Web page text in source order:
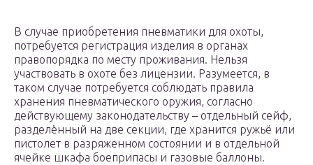
В случае приобретения пневматики для охоты,
потребуется регистрация изделия в органах
правопорядка по месту проживания. Нельзя
участвовать в охоте без лицензии. Разумеется, в
таком случае потребуется соблюдать правила
хранения пневматического оружия, согласно
действующему законодательству – отдельный сейф,
разделённый на две секции, где хранится ружьё или
пистолет в разряженном состоянии и в отдельной
ячейке шкафа боеприпасы и газовые баллоны.